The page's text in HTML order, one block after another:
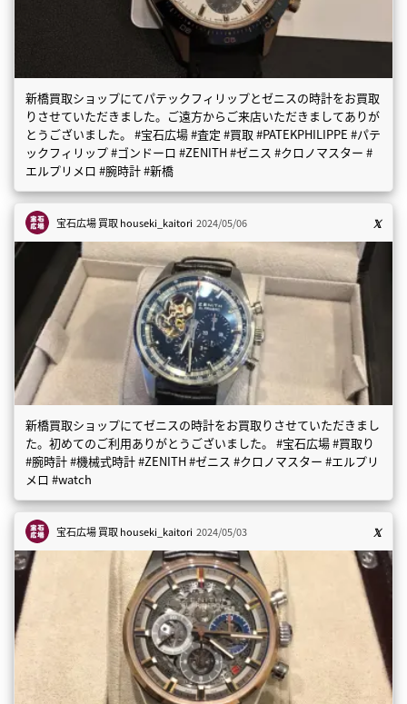
新橋買取ショップにてパテックフィリップとゼニスの時計をお買取
りさせていただきました。ご遠方からご来店いただきましてありが
とうございました。 #宝石広場 #査定 #買取 #PATEKPHILIPPE #パテ
ックフィリップ #ゴンドーロ #ZENITH #ゼニス #クロノマスター #
エルプリメロ #腕時計 #新橋
宝石広場 買取houseki_kaitori 2024/05/06
新橋買取ショップにてゼニスの時計をお買取りさせていただきまし
た。初めてのご利用ありがとうございました。 #宝石広場 #買取り
#腕時計 #機械式時計 #ZENITH #ゼニス #クロノマスター #エルプリ
メロ #watch
宝石広場 買取houseki_kaitori 2024/05/03